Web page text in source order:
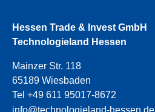
Hessen Trade & Invest GmbH
Technologieland Hessen
Mainzer Str. 118
65189 Wiesbaden
Tel +49 611 95017-8672